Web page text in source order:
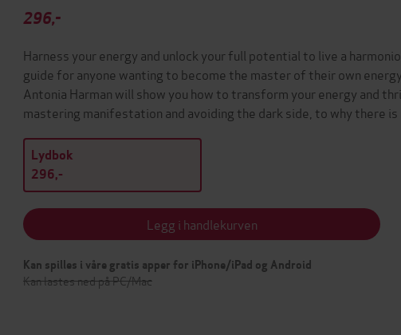
296,-
Harness your energy and unlock your full potential to live a
guide for anyone wanting to become the master of their own
Antonia Harman will show you how to transform your energy and
mastering manifestation and avoiding the dark side, to why there
Lydbok
296,-
Legg i handlekurven
Kan spilles i våre gratis apper for iPhone/iPad og Android
Kan lastes ned på PC/Mac